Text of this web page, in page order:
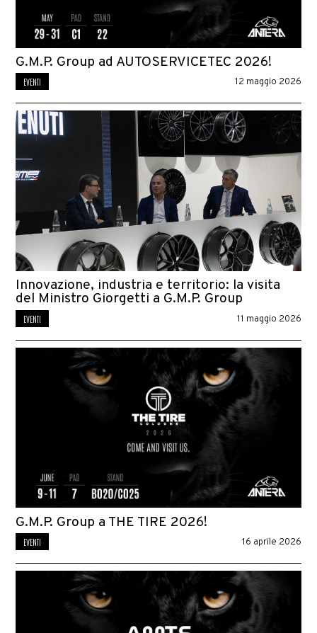
G.M.P. Group ad AUTOSERVICETEC 2026!
EVENTI 12 maggio 2026
Innovazione, industria e territorio: la visita
del Ministro Giorgetti a G.M.P. Group
EVENTI 11 maggio 2026
G.M.P. Group a THE TIRE 2026!
EVENTI 16 aprile 2026